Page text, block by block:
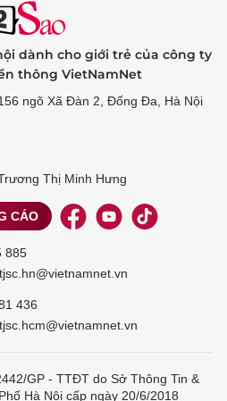
dành cho giới trẻ của công ty
thông VietNamNet
ngõ Xã Đàn 2, Đống Đa, Hà Nội
Thị Minh Hưng
CÁO
885
436
GP - TTĐT do Sở Thông Tin &
Hà Nội cấp ngày 20/6/2018